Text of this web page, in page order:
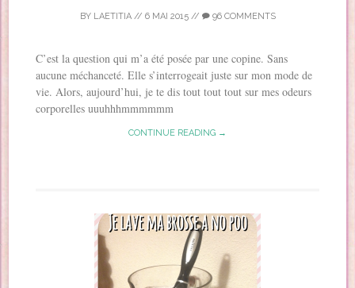
BY LAETITIA// 6 MAI 2015// 96 COMMENTS
C’est la question qui m’a été posée par une copine. Sans
aucune méchanceté. Elle s’interrogeait juste sur mon mode de
vie. Alors, aujourd’hui, je te dis tout tout tout sur mes odeurs
corporelles uuuhhhmmmmmm
CONTINUE READING →